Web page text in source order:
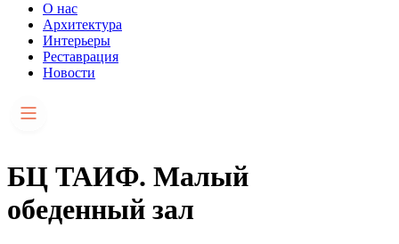
О нас
Архитектура
Интерьеры
Реставрация
Новости
БЦ ТАИФ. Малый
обеденный зал